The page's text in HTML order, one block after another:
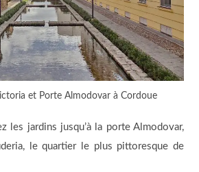
et Porte Almodovar à Cordoue
les jardins jusqu’à la porte Almodovar,
le quartier le plus pittoresque de